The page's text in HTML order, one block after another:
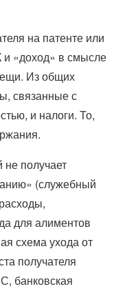
на патенте или
«доход» в смысле
Из общих
связанные с
и налоги. То,
не получает
(служебный
для алиментов
схема ухода от
получателя
банковская